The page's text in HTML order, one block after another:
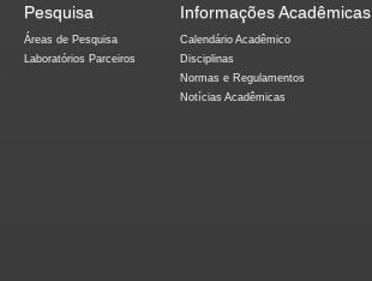
Pesquisa
Áreas de Pesquisa
Laboratórios Parceiros
Informações Acadêmicas
Calendário Acadêmico
Disciplinas
Normas e Regulamentos
Notícias Acadêmicas